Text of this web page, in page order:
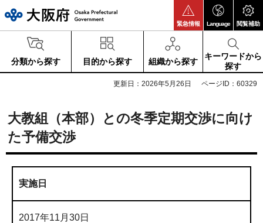
緊急情報 Language 閲覧補助
分類から探す 目的から探す 組織から探す
キーワードから
探す
更新日：2026年5月26日 ページID：60329
大教組（本部）との冬季定期交渉に向け
た予備交渉
実施日
2017年11月30日